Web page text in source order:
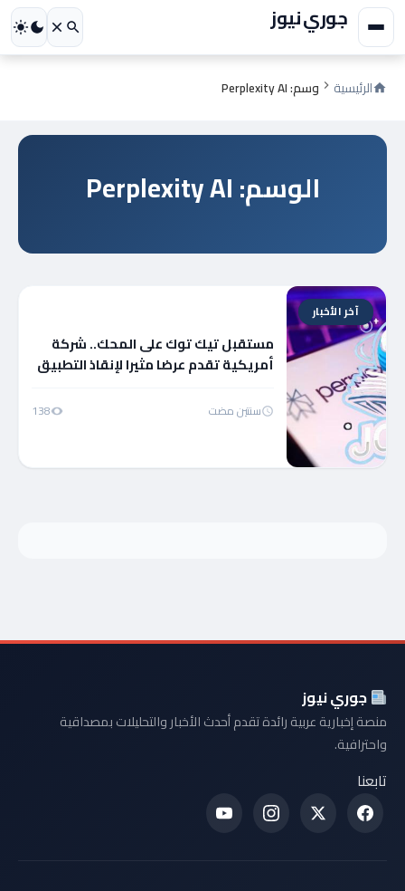
جوري نيوز
الرئيسية وسم: Perplexity AI
الوسم: Perplexity AI
آخر الأخبار
مستقبل تيك توك على المحك.. شركة
أمريكية تقدم عرضا مثيرا لإنقاذ التطبيق
سنتين مضت 138
جوري نيوز
منصة إخبارية عربية رائدة تقدم أحدث الأخبار والتحليلات بمصداقية
واحترافية.
تابعنا